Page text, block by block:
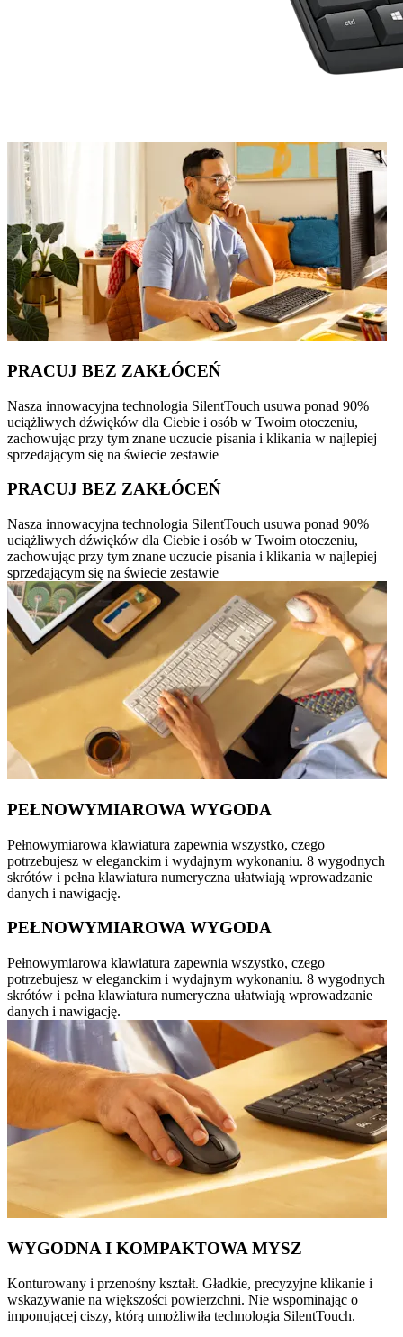
PRACUJ BEZ ZAKŁÓCEŃ
Nasza innowacyjna technologia SilentTouch usuwa ponad 90%
uciążliwych dźwięków dla Ciebie i osób w Twoim otoczeniu,
zachowując przy tym znane uczucie pisania i klikania w najlepiej
sprzedającym się na świecie zestawie
PRACUJ BEZ ZAKŁÓCEŃ
Nasza innowacyjna technologia SilentTouch usuwa ponad 90%
uciążliwych dźwięków dla Ciebie i osób w Twoim otoczeniu,
zachowując przy tym znane uczucie pisania i klikania w najlepiej
sprzedającym się na świecie zestawie
PEŁNOWYMIAROWA WYGODA
Pełnowymiarowa klawiatura zapewnia wszystko, czego
potrzebujesz w eleganckim i wydajnym wykonaniu. 8 wygodnych
skrótów i pełna klawiatura numeryczna ułatwiają wprowadzanie
danych i nawigację.
PEŁNOWYMIAROWA WYGODA
Pełnowymiarowa klawiatura zapewnia wszystko, czego
potrzebujesz w eleganckim i wydajnym wykonaniu. 8 wygodnych
skrótów i pełna klawiatura numeryczna ułatwiają wprowadzanie
danych i nawigację.
WYGODNA I KOMPAKTOWA MYSZ
Konturowany i przenośny kształt. Gładkie, precyzyjne klikanie i
wskazywanie na większości powierzchni. Nie wspominając o
imponującej ciszy, którą umożliwiła technologia SilentTouch.